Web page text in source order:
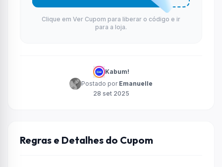
Clique em Ver Cupom para liberar o código e ir
para a loja.
Kabum!
Postado por Emanuelle
28 set 2025
Regras e Detalhes do Cupom